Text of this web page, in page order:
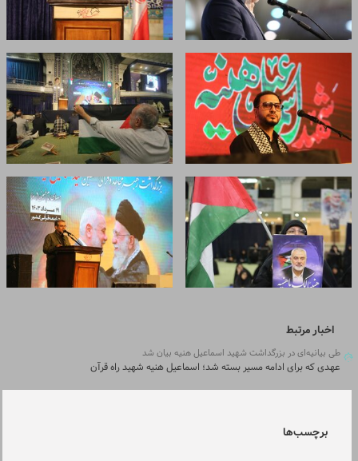
اخبار مرتبط
طی بیانیه‌ای در بزرگداشت شهید اسماعیل هنیه بیان شد
عهدی که برای ادامه مسیر بسته شد؛ اسماعیل هنیه شهید راه قرآن
برچسب‌ها